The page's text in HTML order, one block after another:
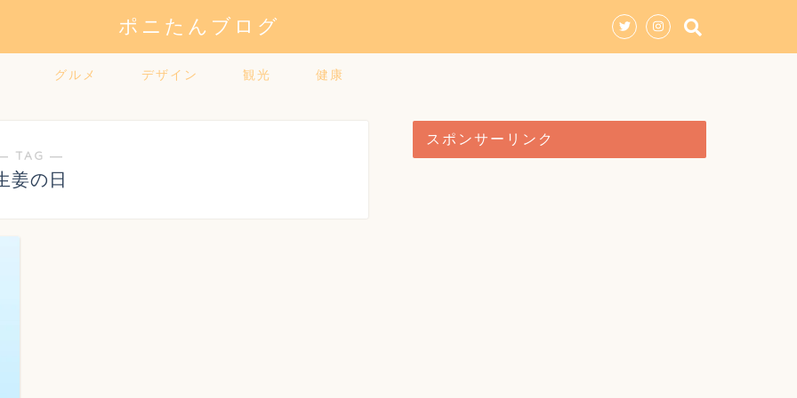
ポニたんブログ
グルメ デザイン 観光 健康
TAG ―
姜の日
スポンサーリンク